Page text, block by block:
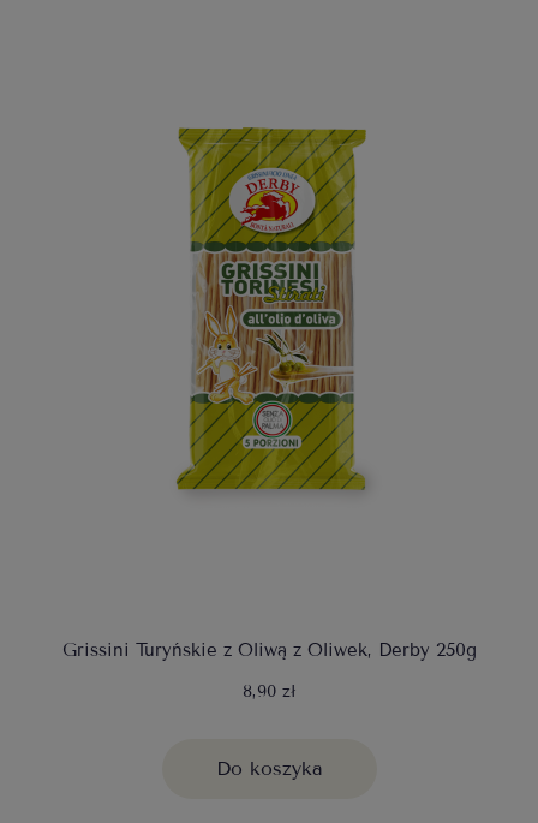
Grissini Turyńskie z Oliwą z Oliwek, Derby 250g
8,90 zł
Do koszyka